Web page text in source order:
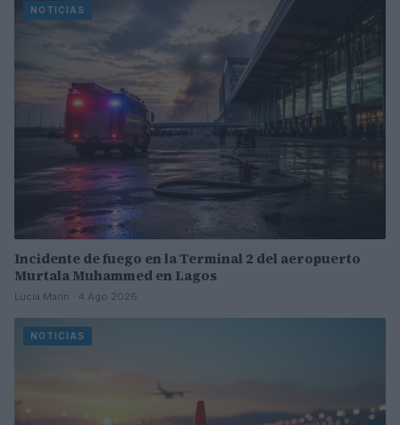
NOTICIAS
Incidente de fuego en la Terminal 2 del aeropuerto
Murtala Muhammed en Lagos
Lucía Marín · 4 Ago 2026
NOTICIAS